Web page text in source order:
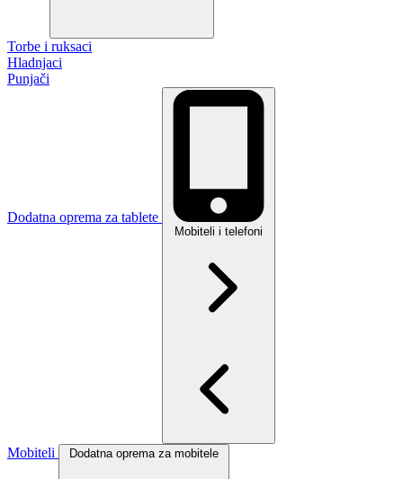
Torbe i ruksaci
Hladnjaci
Punjači
Dodatna oprema za tablete
Mobiteli i telefoni
Mobiteli Dodatna oprema za mobitele